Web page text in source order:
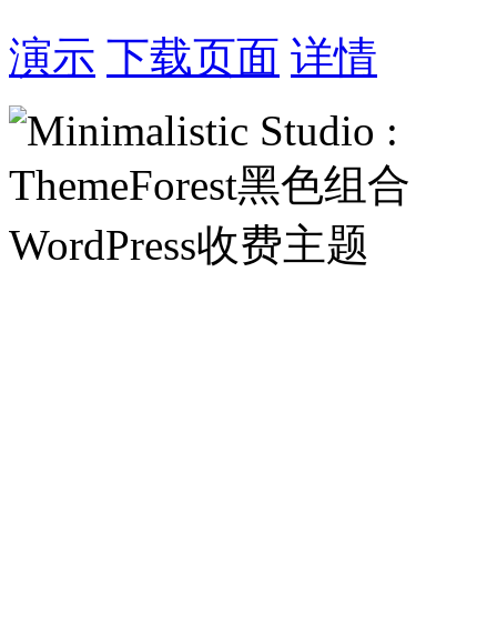
演示 下载页面 详情